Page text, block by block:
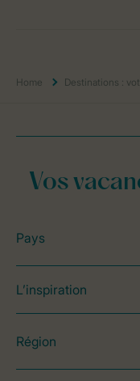
Home Destinations :
Vos
Pays
L’inspiration
Région